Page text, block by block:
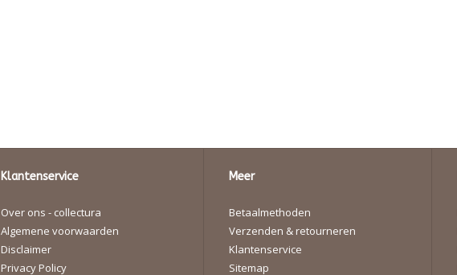
Klantenservice
Over ons - collectura
Algemene voorwaarden
Disclaimer
Privacy Policy
Meer
Betaalmethoden
Verzenden & retourneren
Klantenservice
Sitemap